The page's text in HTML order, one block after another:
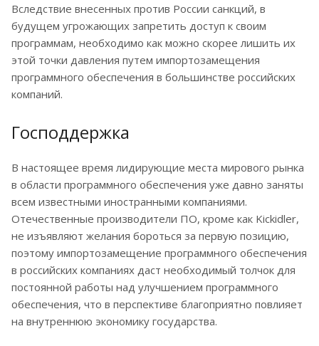
Вследствие внесенных против России санкций, в
будущем угрожающих запретить доступ к своим
программам, необходимо как можно скорее лишить их
этой точки давления путем импортозамещения
программного обеспечения в большинстве российских
компаний.
Господдержка
В настоящее время лидирующие места мирового рынка
в области программного обеспечения уже давно заняты
всем известными иностранными компаниями.
Отечественные производители ПО, кроме как Kickidler,
не изъявляют желания бороться за первую позицию,
поэтому импортозамещение программного обеспечения
в российских компаниях даст необходимый толчок для
постоянной работы над улучшением программного
обеспечения, что в перспективе благоприятно повлияет
на внутреннюю экономику государства.